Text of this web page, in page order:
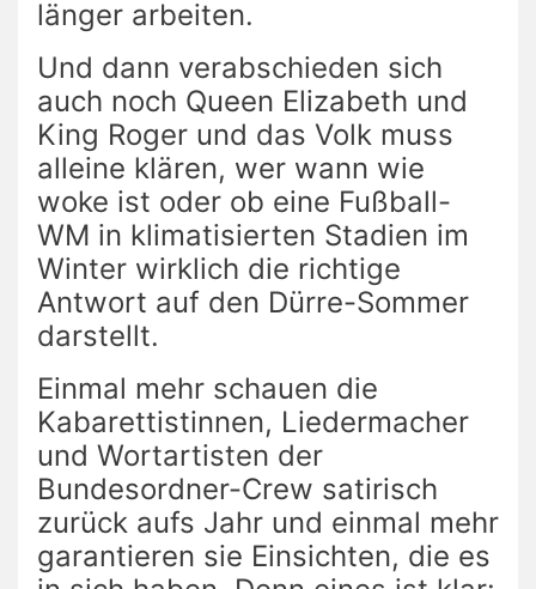
länger arbeiten.
Und dann verabschieden sich
auch noch Queen Elizabeth und
King Roger und das Volk muss
alleine klären, wer wann wie
woke ist oder ob eine Fußball-
WM in klimatisierten Stadien im
Winter wirklich die richtige
Antwort auf den Dürre-Sommer
darstellt.
Einmal mehr schauen die
Kabarettistinnen, Liedermacher
und Wortartisten der
Bundesordner-Crew satirisch
zurück aufs Jahr und einmal mehr
garantieren sie Einsichten, die es